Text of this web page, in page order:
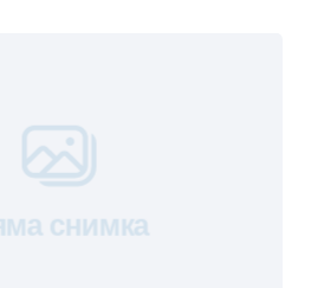
снимка